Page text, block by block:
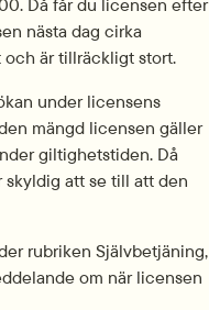
Då får du licensen efter
nästa dag cirka
och är tillräckligt stort.
under licensens
mängd licensen gäller
giltighetstiden. Då
skyldig att se till att den
rubriken Självbetjäning,
om när licensen